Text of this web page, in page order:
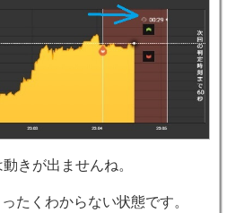
きが出ませんね。
たくわからない状態です。